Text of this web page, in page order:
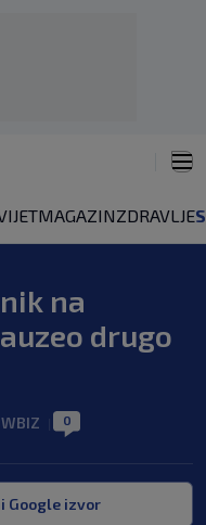
MAGAZINZDRAVLJE
na
drugo
0
Google izvor